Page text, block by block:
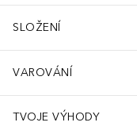
SLOŽENÍ
VAROVÁNÍ
TVOJE VÝHODY